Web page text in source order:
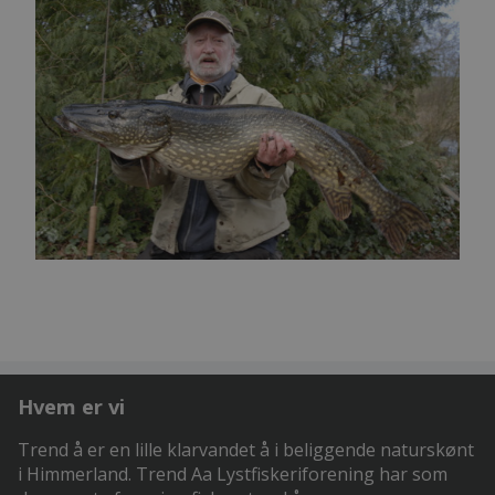
Hvem er vi
Trend å er en lille klarvandet å i beliggende naturskønt
i Himmerland. Trend Aa Lystfiskeriforening har som